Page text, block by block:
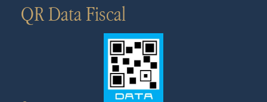
QR Data Fiscal